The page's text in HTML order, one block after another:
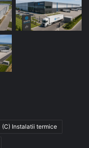
(C) Instalatii termice